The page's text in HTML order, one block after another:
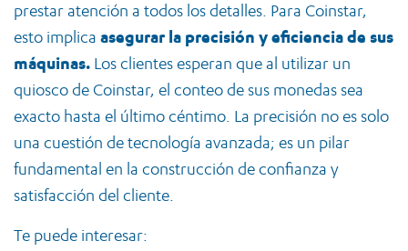
prestar atención a todos los detalles. Para Coinstar,
esto implica asegurar la precisión y eficiencia de sus
máquinas. Los clientes esperan que al utilizar un
quiosco de Coinstar, el conteo de sus monedas sea
exacto hasta el último céntimo. La precisión no es solo
una cuestión de tecnología avanzada; es un pilar
fundamental en la construcción de confianza y
satisfacción del cliente.
Te puede interesar: